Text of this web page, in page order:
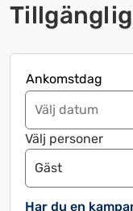
Ankomstdag
Avresedag
Navigera
framåt
för
att
Välj personer
Gäst
Har du en